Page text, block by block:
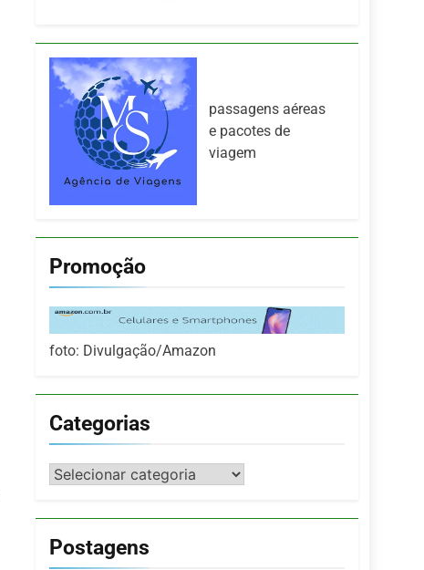
passagens aéreas
e pacotes de
viagem
Promoção
foto: Divulgação/Amazon
Categorias
Categorias
Postagens